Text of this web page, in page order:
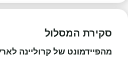
סקירת המסלול
מהפיידמונט של קרוליינה